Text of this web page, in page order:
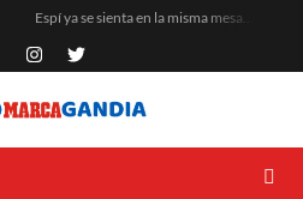
Espí ya se sienta en la misma mesa que Quiles y los Ferrando